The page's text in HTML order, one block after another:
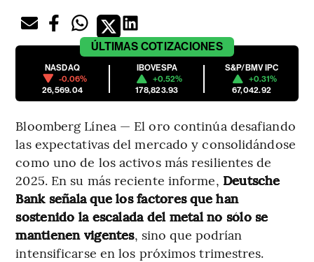
ÚLTIMAS COTIZACIONES
NASDAQ
-0.06%
26,569.04
IBOVESPA
+0.52%
178,823.93
S&P/BMV IPC
+0.31%
67,042.92
Bloomberg Línea — El oro continúa desafiando
las expectativas del mercado y consolidándose
como uno de los activos más resilientes de
2025. En su más reciente informe, Deutsche
Bank señala que los factores que han
sostenido la escalada del metal no sólo se
mantienen vigentes, sino que podrían
intensificarse en los próximos trimestres.